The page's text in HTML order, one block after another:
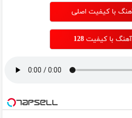
آهنگ با کیفیت اصلی
با کیفیت 128